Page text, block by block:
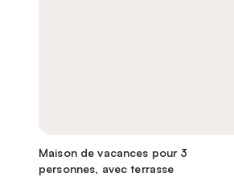
Maison de vacances pour 3
personnes, avec terrasse